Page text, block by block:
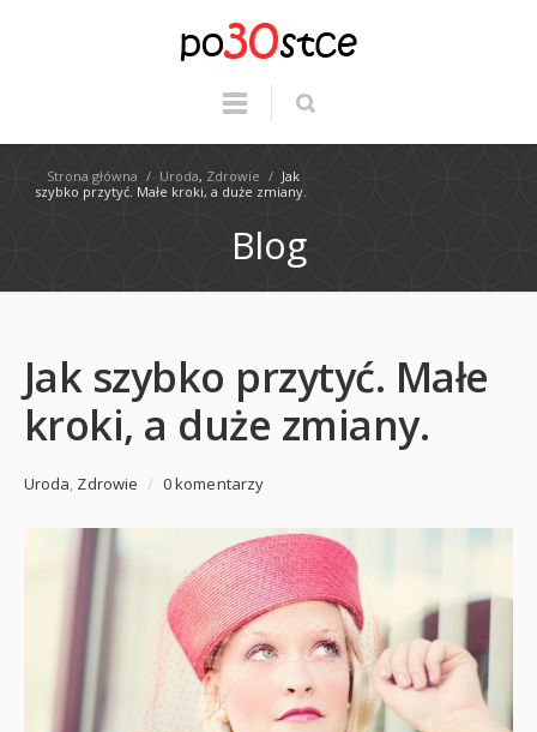
Strona główna / Uroda, Zdrowie / Jak
szybko przytyć. Małe kroki, a duże zmiany.
Blog
Jak szybko przytyć. Małe
kroki, a duże zmiany.
Uroda, Zdrowie / 0 komentarzy